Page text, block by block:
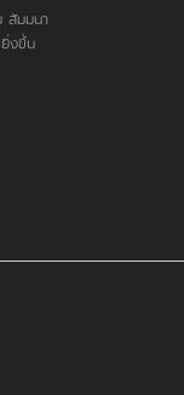
สัมมนา
งขึ้น